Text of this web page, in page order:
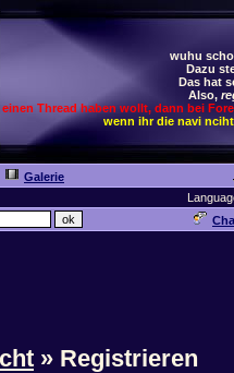
wuhu
Dazu
Das hat
Also,
einen Thread haben wollt, dann bei
wenn ihr die navi
Galerie
» Registrieren